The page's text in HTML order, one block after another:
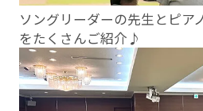
ソングリーダーの先⽣とピア
をたくさんご紹介♪